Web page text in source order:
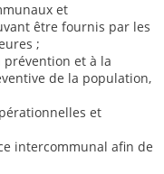
et
être fournis par les
;
prévention et à la
de la population,
et
intercommunal afin de